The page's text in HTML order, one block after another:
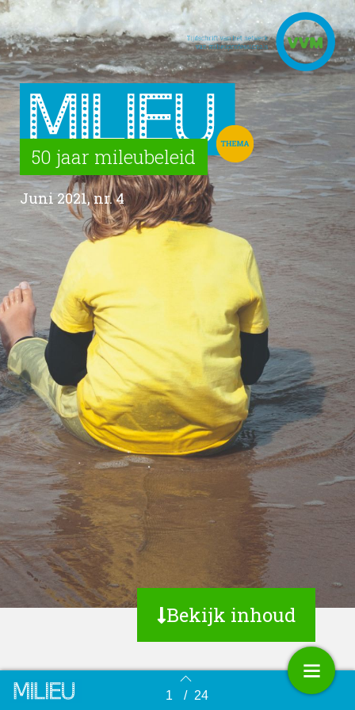
Terug naar overzicht 1 / 24
50 jaar mileubeleid
Juni 2021, nr. 4
Bekijk inhoud